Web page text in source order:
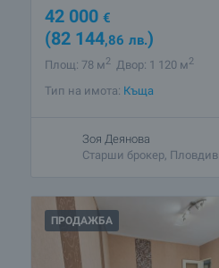
42 000 €
(82 144,86 лв.)
Площ: 78 м2 Двор: 1 120 м2
Тип на имота: Къща
Зоя Деянова
Старши брокер, Пловдив
ПРОДАЖБА